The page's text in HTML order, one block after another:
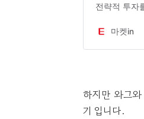
전략적 투자
장하고, MZ
마켓in
하지만 와그
기 입니다.